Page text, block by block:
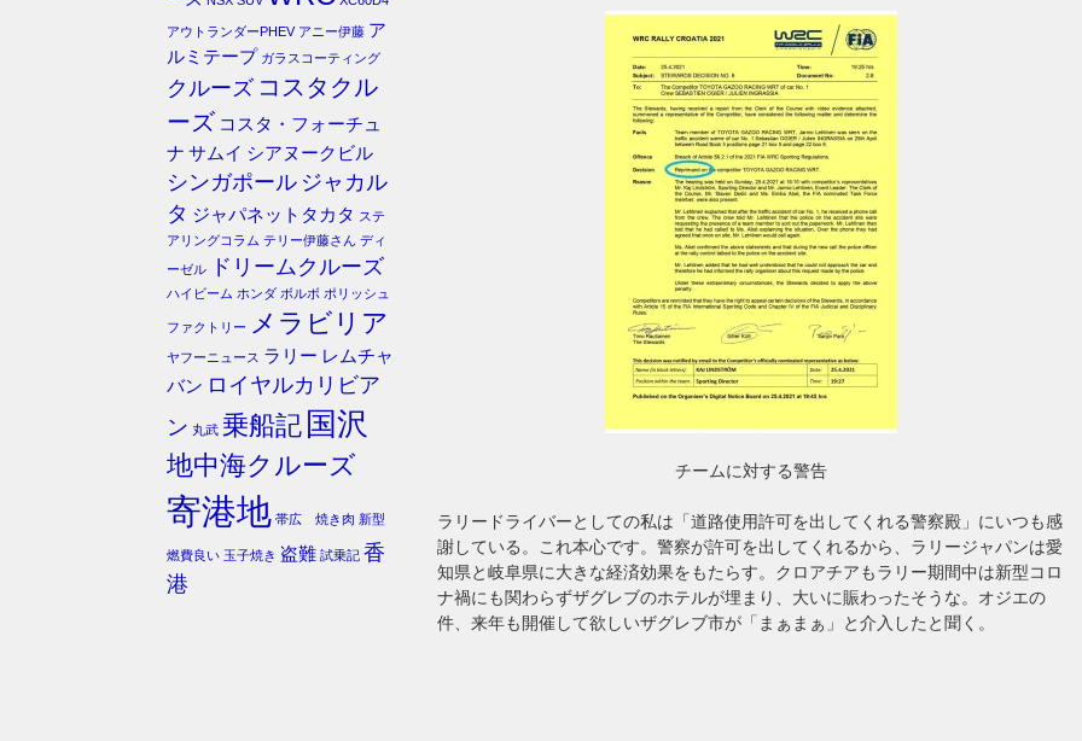
チームに対する警告
ラリードライバーとしての私は「道路使用許可を出してくれる警察殿」にいつも感
謝している。これ本心です。警察が許可を出してくれるから、ラリージャパンは愛
知県と岐阜県に大きな経済効果をもたらす。クロアチアもラリー期間中は新型コロ
ナ禍にも関わらずザグレブのホテルが埋まり、大いに賑わったそうな。オジエの
件、来年も開催して欲しいザグレブ市が「まぁまぁ」と介入したと聞く。
アウトランダーPHEV アニー伊藤 ア
ルミテープ ガラスコーティング
クルーズ コスタクル
ーズ コスタ・フォーチュ
ナ サムイ シアヌークビル
シンガポール ジャカル
タ ジャパネットタカタ ステ
アリングコラム テリー伊藤さん ディ
ーゼル
ドリームクルーズ
ハイビーム ホンダ ボルボ ポリッシュ
ファクトリー メラビリア
ヤフーニュース ラリー レムチャ
バン ロイヤルカリビア
ン 丸武 乗船記 国沢
地中海クルーズ
寄港地 帯広 焼き肉 新型
燃費良い 玉子焼き 盗難 試乗記 香
港